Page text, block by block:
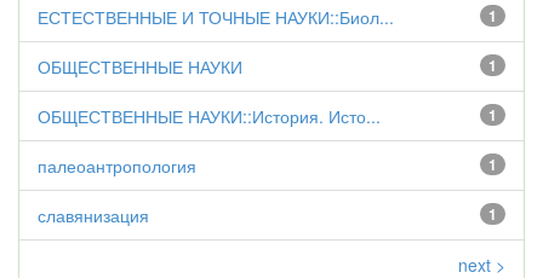
1
ЕСТЕСТВЕННЫЕ И ТОЧНЫЕ НАУКИ::Биол...
1
ОБЩЕСТВЕННЫЕ НАУКИ
1
ОБЩЕСТВЕННЫЕ НАУКИ::История. Исто...
1
палеоантропология
1
славянизация
next >